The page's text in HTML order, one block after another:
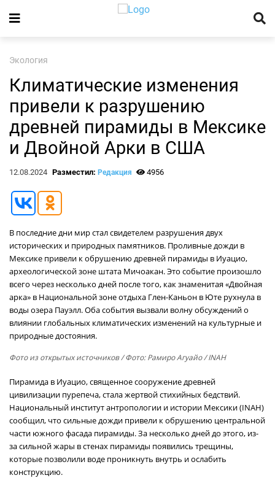
Экология
Климатические изменения
привели к разрушению
древней пирамиды в Мексике
и Двойной Арки в США
12.08.2024 Разместил: Редакция 4956
В последние дни мир стал свидетелем разрушения двух
исторических и природных памятников. Проливные дожди в
Мексике привели к обрушению древней пирамиды в Иуацио,
археологической зоне штата Мичоакан. Это событие произошло
всего через несколько дней после того, как знаменитая «Двойная
арка» в Национальной зоне отдыха Глен-Каньон в Юте рухнула в
воды озера Пауэлл. Оба события вызвали волну обсуждений о
влиянии глобальных климатических изменений на культурные и
природные достояния.
Фото из открытых источников/ Фото: Рамиро Агуайо / INAH
Пирамида в Иуацио, священное сооружение древней
цивилизации пурепеча, стала жертвой стихийных бедствий.
Национальный институт антропологии и истории Мексики (INAH)
сообщил, что сильные дожди привели к обрушению центральной
части южного фасада пирамиды. За несколько дней до этого, из-
за сильной жары в стенах пирамиды появились трещины,
которые позволили воде проникнуть внутрь и ослабить
конструкцию.